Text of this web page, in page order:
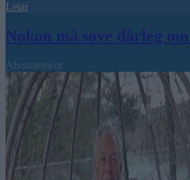
Leiar
Nokon må sove dårleg
Abonnement